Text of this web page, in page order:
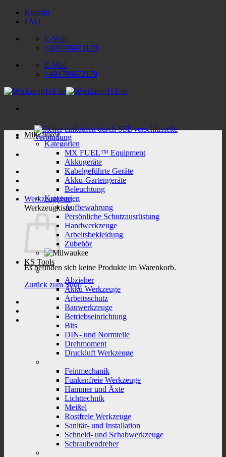
Zum
Inhalt
Kontakt
FAQ
E-Mail
+491706673179
E-Mail
+491706673179
Werkzeugkiste
Werkzeugkiste
Es befinden sich keine Produkte im Warenkorb.
Zurück zum Shop
Milwaukee
Kategorien
MX FUEL™ Equipment
Akkugeräte
Kabelgeführte Geräte
Akku-Gartengeräte
Beleuchtung
Kategorien
Aufbewahrung
Persönliche Schutzausrüstung
Handwerkzeuge
Arbeitsbekleidung
Zubehör
KS Tools
Abzieher
Akku Werkzeuge
Arbeitsschutz
Bauwerkzeuge
Betriebseinrichtung
Bits
DIN- und Normteile
Drehmoment
Druckluft Werkzeuge
Feinmechanik
Funkenfreie Werkzeuge
Hammer und Äxte
Lichttechnik
Meißel
Rostfreie Werkzeuge
Sanitär- und Installation
Schneid- und Schabwerkzeuge
Schraubendreher